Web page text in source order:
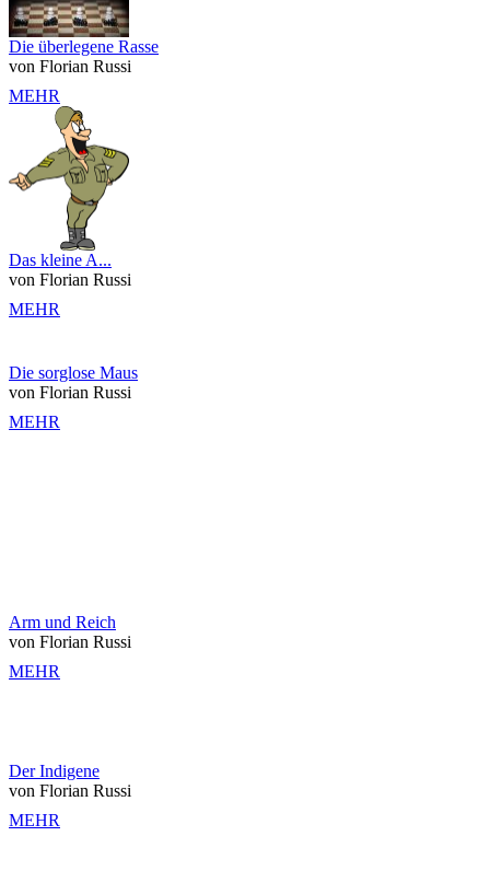
Die überlegene Rasse
von Florian Russi
MEHR
Das kleine A...
von Florian Russi
MEHR
Die sorglose Maus
von Florian Russi
MEHR
Arm und Reich
von Florian Russi
MEHR
Der Indigene
von Florian Russi
MEHR